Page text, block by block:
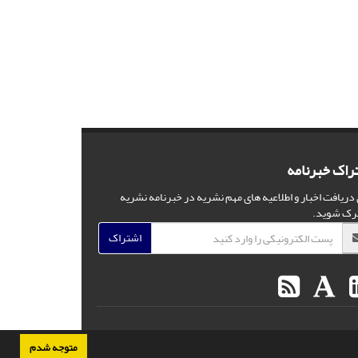
متوجه شدم
خبرنامه
دریافت اخبار و اطلاعیه های مهم نشریه در خبرنامه نشریه
شوید.
اشتراک